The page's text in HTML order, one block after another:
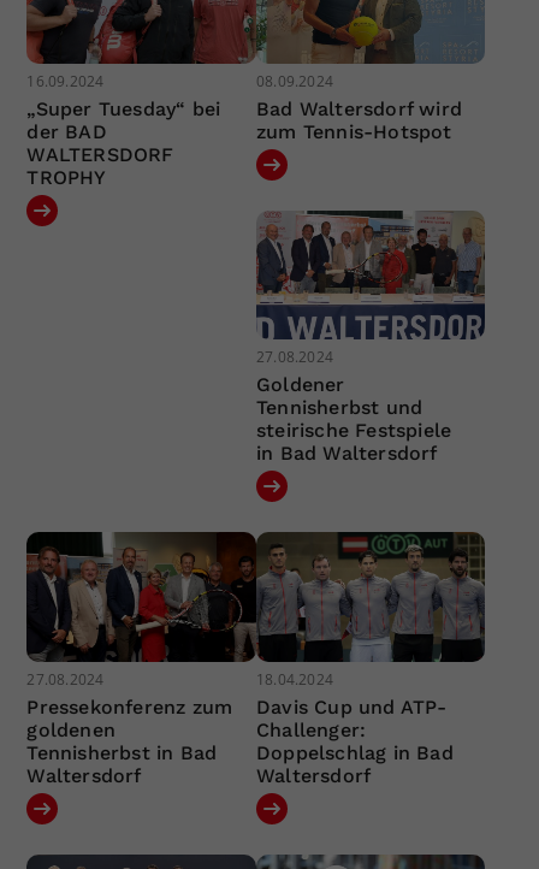
16.09.2024
„Super Tuesday“ bei
der BAD
WALTERSDORF
TROPHY
08.09.2024
Bad Waltersdorf wird
zum Tennis-Hotspot
27.08.2024
Goldener
Tennisherbst und
steirische Festspiele
in Bad Waltersdorf
27.08.2024
Pressekonferenz zum
goldenen
Tennisherbst in Bad
Waltersdorf
18.04.2024
Davis Cup und ATP-
Challenger:
Doppelschlag in Bad
Waltersdorf